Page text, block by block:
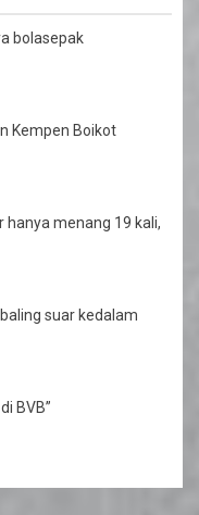
bolasepak
Kempen Boikot
hanya menang 19 kali,
suar kedalam
BVB”